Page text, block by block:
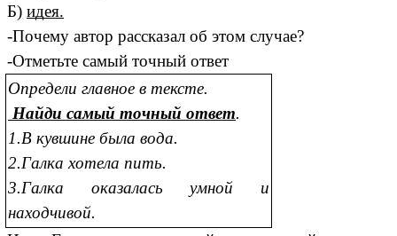
Б) идея.
-Почему автор рассказал об этом случае?
-Отметьте самый точный ответ
Определи главное в тексте.
Найди самый точный ответ.
1.В кувшине была вода.
2.Галка хотела пить.
3.Галка оказалась умной и
находчивой.